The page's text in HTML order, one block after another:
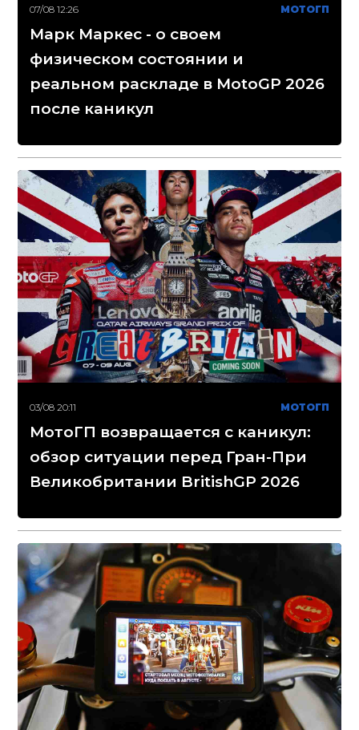
07/08 12:26 МОТОГП
Марк Маркес - о своем
физическом состоянии и
реальном раскладе в MotoGP 2026
после каникул
03/08 20:11 МОТОГП
МотоГП возвращается с каникул:
обзор ситуации перед Гран-При
Великобритании BritishGP 2026